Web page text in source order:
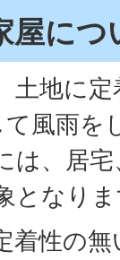
屋につ
土地に
風雨を
は、居
となり
着性の